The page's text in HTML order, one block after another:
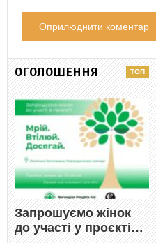
ОГОЛОШЕННЯ
Запрошуємо жінок
до участі у проєкті…